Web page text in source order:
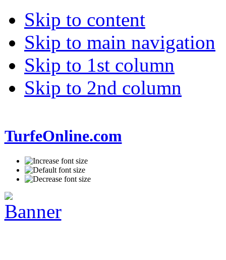
Skip to content
Skip to main navigation
Skip to 1st column
Skip to 2nd column
TurfeOnline.com